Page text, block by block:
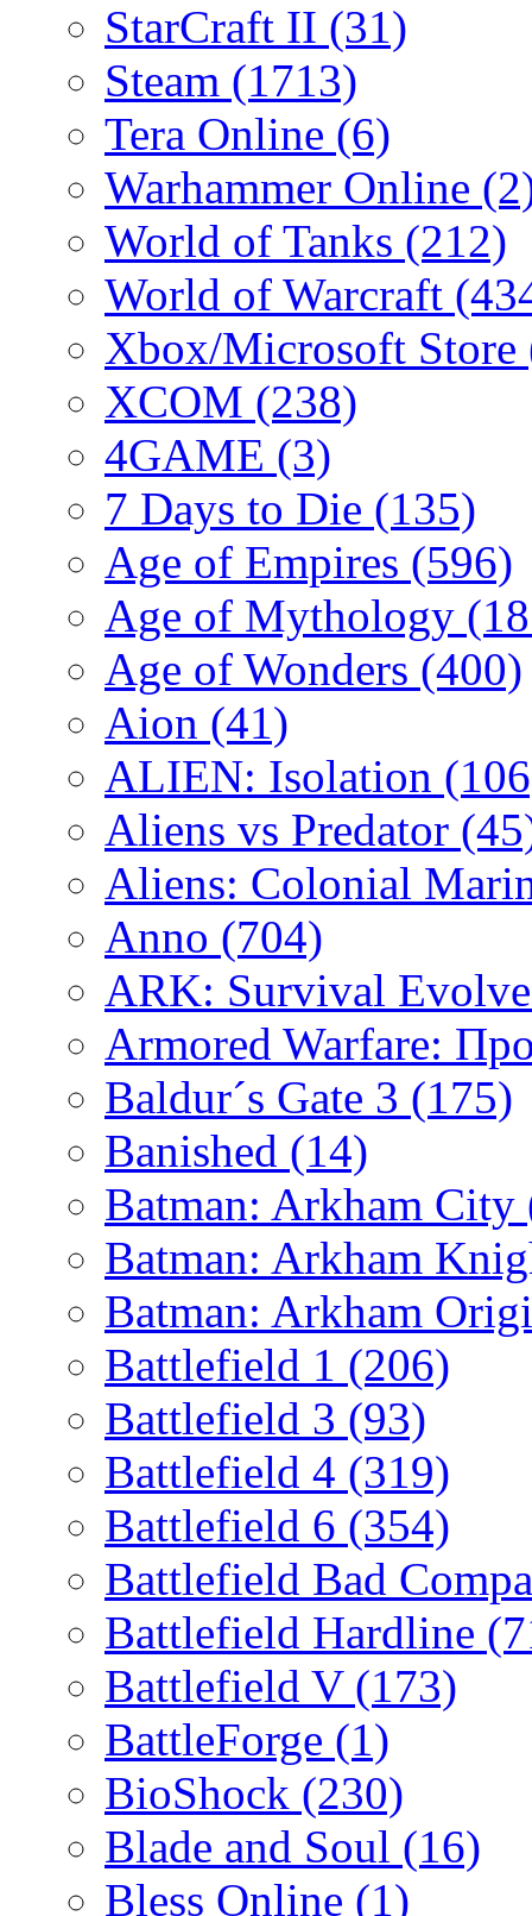
StarCraft II (31)
Steam (1713)
Tera Online (6)
Warhammer Online
World of Tanks (212)
World of Warcraft
Xbox/Microsoft Store
XCOM (238)
4GAME (3)
7 Days to Die (135)
Age of Empires (596)
Age of Mythology
Age of Wonders (400)
Aion (41)
ALIEN: Isolation
Aliens vs Predator
Aliens: Colonial
Anno (704)
ARK: Survival
Armored Warfare:
Baldur´s Gate 3 (175)
Banished (14)
Batman: Arkham City
Batman: Arkham
Batman: Arkham
Battlefield 1 (206)
Battlefield 3 (93)
Battlefield 4 (319)
Battlefield 6 (354)
Battlefield Bad
Battlefield Hardline
Battlefield V (173)
BattleForge (1)
BioShock (230)
Blade and Soul (16)
Bless Online (1)